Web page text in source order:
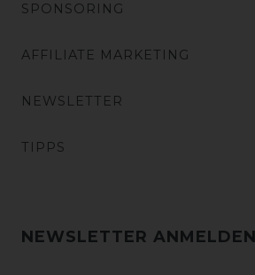
SPONSORING
AFFILIATE MARKETING
NEWSLETTER
TIPPS
NEWSLETTER ANMELDEN